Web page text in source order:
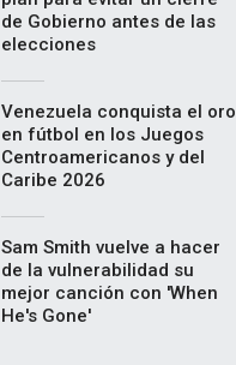
de Gobierno antes de las
elecciones
Venezuela conquista el oro
en fútbol en los Juegos
Centroamericanos y del
Caribe 2026
Sam Smith vuelve a hacer
de la vulnerabilidad su
mejor canción con 'When
He's Gone'